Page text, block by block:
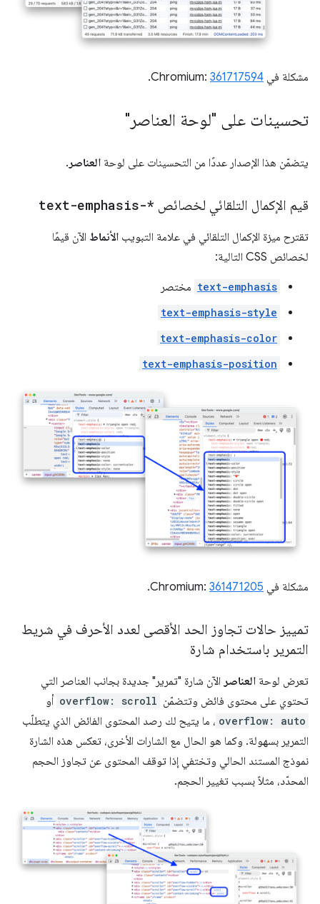
مشكلة في Chromium: 361717594
.
تحسينات على "لوحة العناصر"
يتضمّن هذا الإصدار عددًا من التحسينات على لوحة العناصر .
قيم الإكمال التلقائي لخصائص text-emphasis-*
تقترح ميزة الإكمال التلقائي في علامة التبويب الأنماط الآن قيمًا
لخصائص CSS التالية:
text-emphasis مختصر
text-emphasis-style
text-emphasis-color
text-emphasis-position
مشكلة في Chromium: 361471205
.
تمييز حالات تجاوز الحد الأقصى لعدد الأحرف في شريط
التمرير باستخدام شارة
تعرض لوحة العناصر الآن شارة "تمرير" جديدة بجانب العناصر التي
تحتوي على محتوى فائض وتتضمّن overflow: scroll أو
overflow: auto ، ما يتيح لك رصد المحتوى الفائض الذي يتطلّب
التمرير بسهولة. وكما هو الحال مع الشارات الأخرى، تعكس هذه الشارة
نموذج المستند الحالي وتختفي إذا توقف المحتوى عن تجاوز الحجم
المحدّد، مثلاً بسبب تغيير الحجم.